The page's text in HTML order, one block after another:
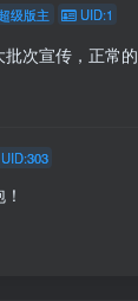
级版主 UID:1
次宣传，正常的
UID:303